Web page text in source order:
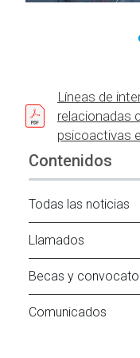
Líneas de
relacionadas
psicoactivas
Contenidos
Todas las noticias
Llamados
Becas y
Comunicados